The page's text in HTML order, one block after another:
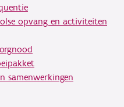
opvang en activiteiten
samenwerkingen